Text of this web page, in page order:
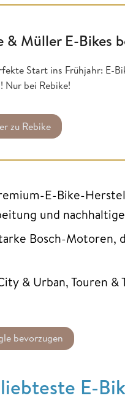
& Müller E-Bikes
Start ins Frühjahr: E-
Nur bei Rebike!
zu Rebike
E-Bike-
und
Bosch-Motoren,
& Urban, Touren &
bevorzugen
E-